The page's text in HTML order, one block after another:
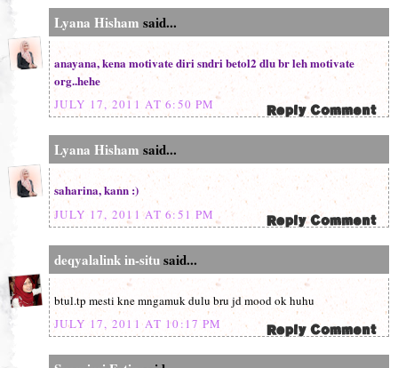
Lyana Hisham said...
anayana, kena motivate diri sndri betol2 dlu br leh motivate
org..hehe
JULY 17, 2011 AT 6:50 PM
Lyana Hisham said...
saharina, kann :)
JULY 17, 2011 AT 6:51 PM
deqyalalink in-situsaid...
btul.tp mesti kne mngamuk dulu bru jd mood ok huhu
JULY 17, 2011 AT 10:17 PM